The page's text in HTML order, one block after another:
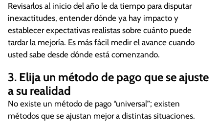
Revisarlos al inicio del año le da tiempo para disputar
inexactitudes, entender dónde ya hay impacto y
establecer expectativas realistas sobre cuánto puede
tardar la mejoría. Es más fácil medir el avance cuando
usted sabe desde dónde está comenzando.
3. Elija un método de pago que se ajuste
a su realidad
No existe un método de pago “universal”; existen
métodos que se ajustan mejor a distintas situaciones.